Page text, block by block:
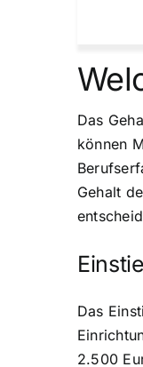
Das
können
Gehalt
Das
2.500